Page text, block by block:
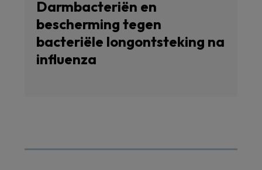
Darmbacteriën en
bescherming tegen
bacteriële longontsteking na
influenza